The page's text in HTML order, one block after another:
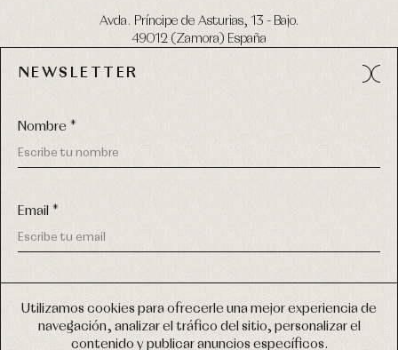
Utilizamos cookies para ofrecerle una mejor experiencia de
navegación, analizar el tráfico del sitio, personalizar el
contenido y publicar anuncios específicos.
Avda. Príncipe de Asturias, 13 - Bajo.
49012 (Zamora) España
Tel: 980 049 683
COPYRIGHT © 2026 PRIMER BEBÉ.
TODOS LOS DERECHOS RESERVADOS
NEWSLETTER
Nombre *
Email *
mis datos personales explicada en laPolítica de privacidad
(*) Quiero recibir novedades y comunicaciones comerciales
personalizadas de Primer Bebé a través del email